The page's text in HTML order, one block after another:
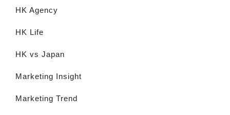
HK Agency
HK Life
HK vs Japan
Marketing Insight
Marketing Trend